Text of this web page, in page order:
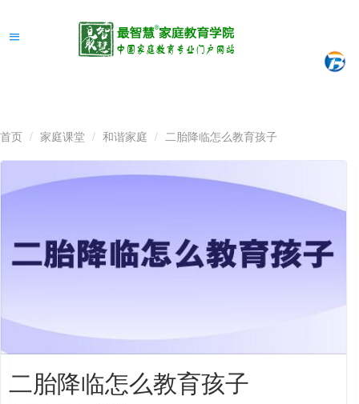
首页 家庭课堂 和谐家庭 二胎降临怎么教育孩子
二胎降临怎么教育孩子